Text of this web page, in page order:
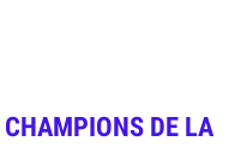
CHAMPIONS DE LA